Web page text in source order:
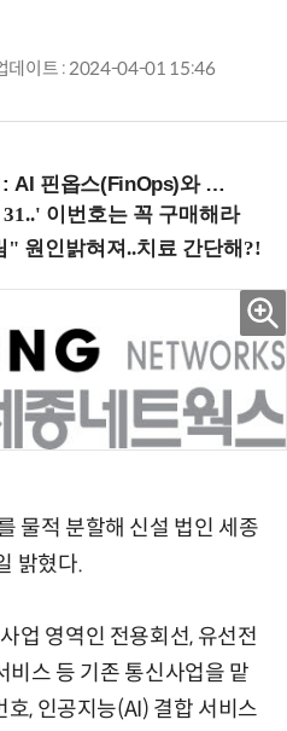
데이트 : 2024-04-01 15:46
와 토큰 거버넌스 (8/21 잠실역)
물적 분할해 신설 법인 세종
밝혔다.
업 영역인 전용회선, 유선전
비스 등 기존 통신사업을 맡
, 인공지능(AI) 결합 서비스